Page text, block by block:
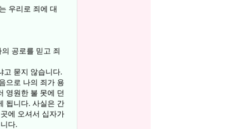
우리로 죄에 대
공로를 믿고 죄
고 묻지 않습니다.
으로 나의 죄가 용
영원한 불 못에 던
됩니다. 사실은 간
에 오셔서 십자가
다.